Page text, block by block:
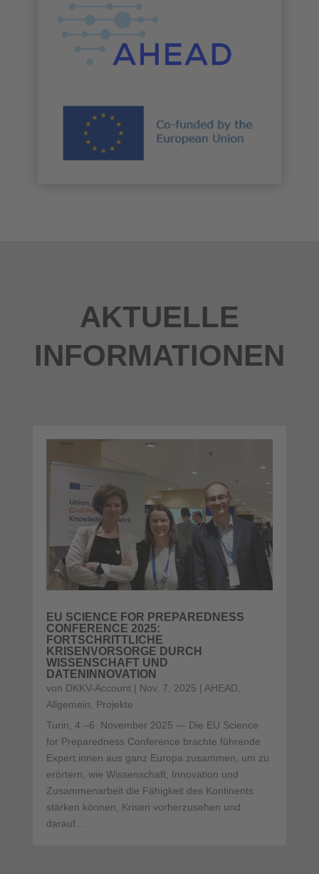
AKTUELLE
INFORMATIONEN
EU SCIENCE FOR PREPAREDNESS
CONFERENCE 2025:
FORTSCHRITTLICHE
KRISENVORSORGE DURCH
WISSENSCHAFT UND
DATENINNOVATION
von DKKV-Account| Nov. 7, 2025 | AHEAD
Allgemein
Projekte
Turin, 4.–6. November 2025 — Die EU Science
for Preparedness Conference brachte führende
Expert:innen aus ganz Europa zusammen, um zu
erörtern, wie Wissenschaft, Innovation und
Zusammenarbeit die Fähigkeit des Kontinents
stärken können, Krisen vorherzusehen und
darauf...